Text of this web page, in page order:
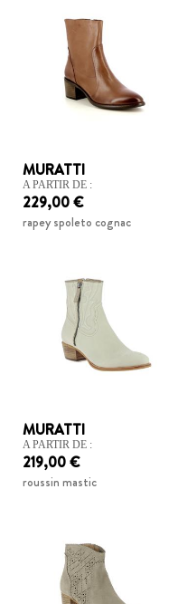
MURATTI
A PARTIR DE :
229,00 €
rapey spoleto cognac
MURATTI
A PARTIR DE :
219,00 €
roussin mastic